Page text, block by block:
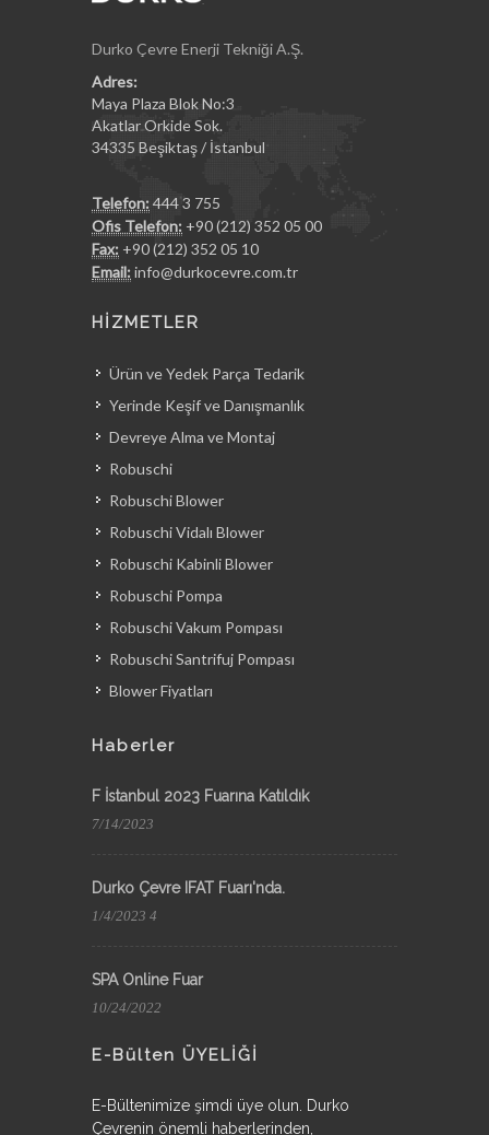
Durko Çevre Enerji Tekniği A.Ş.
Adres:
Maya Plaza Blok No:3
Akatlar Orkide Sok.
34335 Beşiktaş / İstanbul
Telefon: 444 3 755
Ofis Telefon: +90 (212) 352 05 00
Fax: +90 (212) 352 05 10
Email: info@durkocevre.com.tr
HİZMETLER
Ürün ve Yedek Parça Tedarik
Yerinde Keşif ve Danışmanlık
Devreye Alma ve Montaj
Robuschi
Robuschi Blower
Robuschi Vidalı Blower
Robuschi Kabinli Blower
Robuschi Pompa
Robuschi Vakum Pompası
Robuschi Santrifuj Pompası
Blower Fiyatları
Haberler
F İstanbul 2023 Fuarına Katıldık
7/14/2023
Durko Çevre IFAT Fuarı'nda.
1/4/2023 4
SPA Online Fuar
10/24/2022
E-Bülten ÜYELİĞİ
E-Bültenimize şimdi üye olun. Durko
Çevrenin önemli haberlerinden,